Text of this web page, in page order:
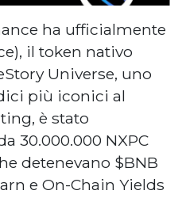
ha ufficialmente
il token nativo
Universe, uno
più iconici al
è stato
30.000.000 NXPC
detenevano $BNB
e On-Chain Yields